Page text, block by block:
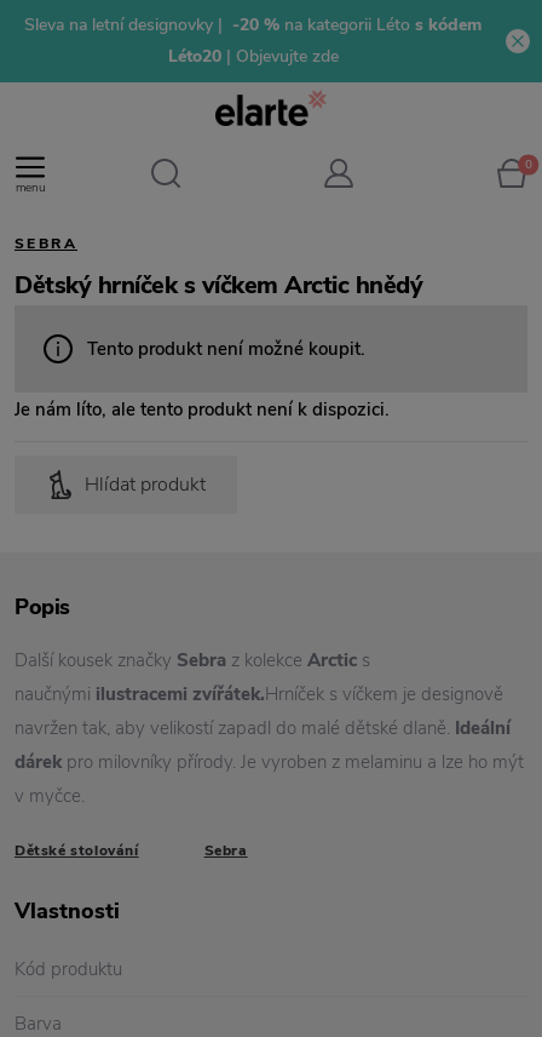
Sleva na letní designovky | -20 % na kategorii Léto s kódem
Léto20 | Objevujte zde
menu
0
SEBRA
Dětský hrníček s víčkem Arctic hnědý
Tento produkt není možné koupit.
Je nám líto, ale tento produkt není k dispozici.
Hlídat produkt
Popis
Další kousek značky Sebra z kolekce Arctic s
naučnými ilustracemi zvířátek.Hrníček s víčkem je designově
navržen tak, aby velikostí zapadl do malé dětské dlaně. Ideální
dárek pro milovníky přírody. Je vyroben z melaminu a lze ho mýt
v myčce.
Dětské stolování Sebra
Vlastnosti
Kód produktu
Barva